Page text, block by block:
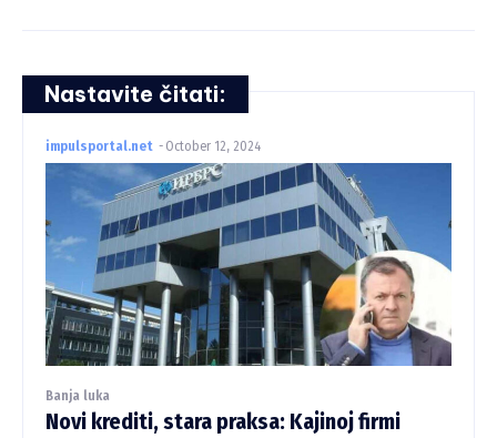
Nastavite čitati:
impulsportal.net - October 12, 2024
Banja luka
Novi krediti, stara praksa: Kajinoj firmi